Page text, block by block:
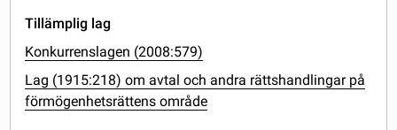
Tillämplig lag
Konkurrenslagen (2008:579)
Lag (1915:218) om avtal och andra rättshandlingar på
förmögenhetsrättens område